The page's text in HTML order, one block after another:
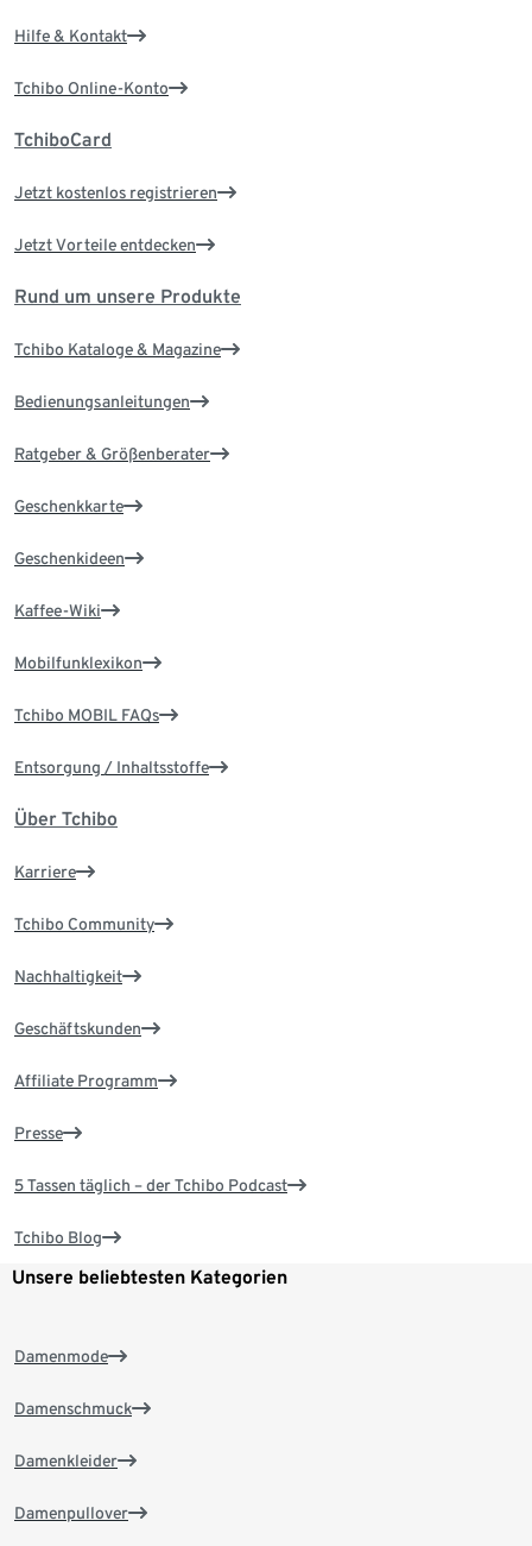
Hilfe & Kontakt
Tchibo Online-Konto
TchiboCard
Jetzt kostenlos registrieren
Jetzt Vorteile entdecken
Rund um unsere Produkte
Tchibo Kataloge & Magazine
Bedienungsanleitungen
Ratgeber & Größenberater
Geschenkkarte
Geschenkideen
Kaffee-Wiki
Mobilfunklexikon
Tchibo MOBIL FAQs
Entsorgung / Inhaltsstoffe
Über Tchibo
Karriere
Tchibo Community
Nachhaltigkeit
Geschäftskunden
Affiliate Programm
Presse
5 Tassen täglich – der Tchibo Podcast
Tchibo Blog
Unsere beliebtesten Kategorien
Damenmode
Damenschmuck
Damenkleider
Damenpullover